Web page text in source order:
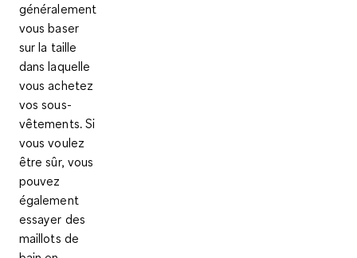
généralement
vous baser
sur la taille
dans laquelle
vous achetez
vos sous-
vêtements. Si
vous voulez
être sûr, vous
pouvez
également
essayer des
maillots de